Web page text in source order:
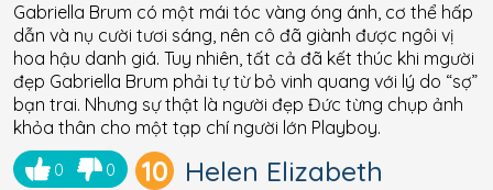
Gabriella Brum có một mái tóc vàng óng ánh, cơ thể hấp
dẫn và nụ cười tươi sáng, nên cô đã giành được ngôi vị
hoa hậu danh giá. Tuy nhiên, tất cả đã kết thúc khi mgười
đẹp Gabriella Brum phải tự từ bỏ vinh quang với lý do “sợ”
bạn trai. Nhưng sự thật là người đẹp Đức từng chụp ảnh
khỏa thân cho một tạp chí người lớn Playboy.
0 0 10 Helen Elizabeth